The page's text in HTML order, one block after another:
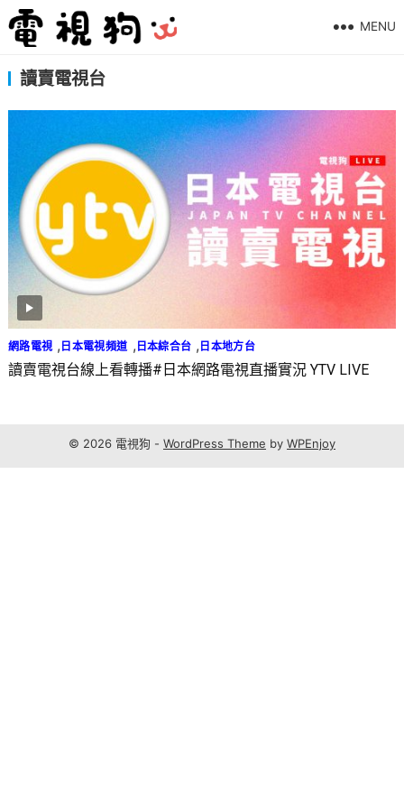
MENU
讀賣電視台
網路電視 , 日本電視頻道 , 日本綜合台 , 日本地方台
讀賣電視台線上看轉播#日本網路電視直播實況 YTV LIVE
© 2026 電視狗 - WordPress Theme by WPEnjoy